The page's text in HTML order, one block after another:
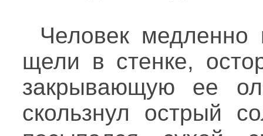
Человек медленно
щели в стенке,
закрывающую ее
скользнул острый